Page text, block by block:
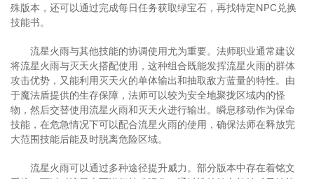
殊版本，还可以通过完成每日任务获取绿宝石，再找特定NPC兑换
技能书。
流星火雨与其他技能的协调使用尤为重要。法师职业通常建议
将流星火雨与灭天火搭配使用，这种组合既能发挥流星火雨的群体
攻击优势，又能利用灭天火的单体输出和抽取敌方蓝量的特性。由
于魔法盾提供的生存保障，法师可以较为安全地聚拢区域内的怪
物，然后交替使用流星火雨和灭天火进行输出。瞬息移动作为保命
技能，在危急情况下可以配合流星火雨的使用，确保法师在释放完
大范围技能后能及时脱离危险区域。
流星火雨可以通过多种途径提升威力。部分版本中存在着铭文